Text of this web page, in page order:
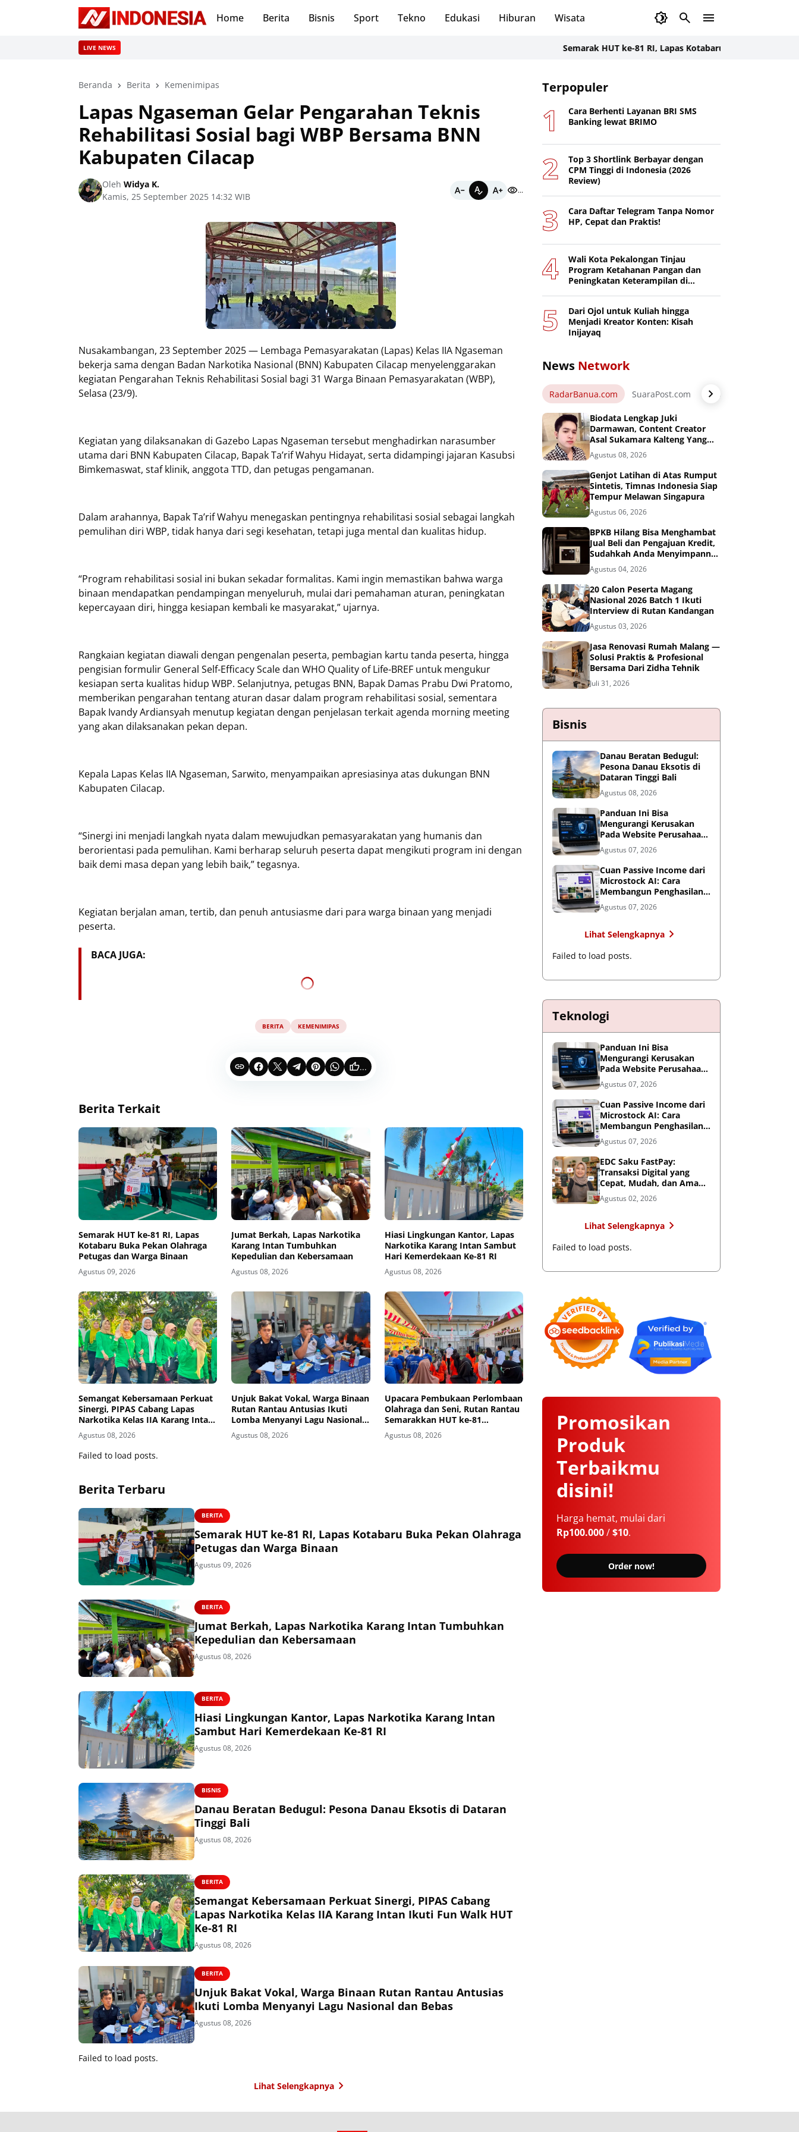
Home Berita Bisnis Sport Tekno Edukasi Hiburan Wisata
LIVE NEWS Semarak HUT ke-81 RI, Lapas Kotabaru Buka Pekan Olahraga
Beranda Berita Kemenimipas
Lapas Ngaseman Gelar Pengarahan Teknis
Rehabilitasi Sosial bagi WBP Bersama BNN
Kabupaten Cilacap
Oleh Widya K.
Kamis, 25 September 2025 14:32 WIB
...
Nusakambangan, 23 September 2025 — Lembaga Pemasyarakatan (Lapas) Kelas IIA Ngaseman
bekerja sama dengan Badan Narkotika Nasional (BNN) Kabupaten Cilacap menyelenggarakan
kegiatan Pengarahan Teknis Rehabilitasi Sosial bagi 31 Warga Binaan Pemasyarakatan (WBP),
Selasa (23/9).
Kegiatan yang dilaksanakan di Gazebo Lapas Ngaseman tersebut menghadirkan narasumber
utama dari BNN Kabupaten Cilacap, Bapak Ta’rif Wahyu Hidayat, serta didampingi jajaran Kasubsi
Bimkemaswat, staf klinik, anggota TTD, dan petugas pengamanan.
Dalam arahannya, Bapak Ta’rif Wahyu menegaskan pentingnya rehabilitasi sosial sebagai langkah
pemulihan diri WBP, tidak hanya dari segi kesehatan, tetapi juga mental dan kualitas hidup.
“Program rehabilitasi sosial ini bukan sekadar formalitas. Kami ingin memastikan bahwa warga
binaan mendapatkan pendampingan menyeluruh, mulai dari pemahaman aturan, peningkatan
kepercayaan diri, hingga kesiapan kembali ke masyarakat,” ujarnya.
Rangkaian kegiatan diawali dengan pengenalan peserta, pembagian kartu tanda peserta, hingga
pengisian formulir General Self-Efficacy Scale dan WHO Quality of Life-BREF untuk mengukur
kesiapan serta kualitas hidup WBP. Selanjutnya, petugas BNN, Bapak Damas Prabu Dwi Pratomo,
memberikan pengarahan tentang aturan dasar dalam program rehabilitasi sosial, sementara
Bapak Ivandy Ardiansyah menutup kegiatan dengan penjelasan terkait agenda morning meeting
yang akan dilaksanakan pekan depan.
Kepala Lapas Kelas IIA Ngaseman, Sarwito, menyampaikan apresiasinya atas dukungan BNN
Kabupaten Cilacap.
“Sinergi ini menjadi langkah nyata dalam mewujudkan pemasyarakatan yang humanis dan
berorientasi pada pemulihan. Kami berharap seluruh peserta dapat mengikuti program ini dengan
baik demi masa depan yang lebih baik,” tegasnya.
Kegiatan berjalan aman, tertib, dan penuh antusiasme dari para warga binaan yang menjadi
peserta.
BACA JUGA:
BERITA KEMENIMIPAS
...
Berita Terkait
Semarak HUT ke-81 RI, Lapas
Kotabaru Buka Pekan Olahraga
Petugas dan Warga Binaan
Agustus 09, 2026
Jumat Berkah, Lapas Narkotika
Karang Intan Tumbuhkan
Kepedulian dan Kebersamaan
Agustus 08, 2026
Hiasi Lingkungan Kantor, Lapas
Narkotika Karang Intan Sambut
Hari Kemerdekaan Ke-81 RI
Agustus 08, 2026
Semangat Kebersamaan Perkuat
Sinergi, PIPAS Cabang Lapas
Narkotika Kelas IIA Karang Intan
Ikuti Fun Walk HUT Ke-81 RI
Agustus 08, 2026
Unjuk Bakat Vokal, Warga Binaan
Rutan Rantau Antusias Ikuti
Lomba Menyanyi Lagu Nasional
dan Bebas
Agustus 08, 2026
Upacara Pembukaan Perlombaan
Olahraga dan Seni, Rutan Rantau
Semarakkan HUT ke-81
Kemerdekaan RI
Agustus 08, 2026
Failed to load posts.
Berita Terbaru
BERITA
Semarak HUT ke-81 RI, Lapas Kotabaru Buka Pekan Olahraga
Petugas dan Warga Binaan
Agustus 09, 2026
BERITA
Jumat Berkah, Lapas Narkotika Karang Intan Tumbuhkan
Kepedulian dan Kebersamaan
Agustus 08, 2026
BERITA
Hiasi Lingkungan Kantor, Lapas Narkotika Karang Intan
Sambut Hari Kemerdekaan Ke-81 RI
Agustus 08, 2026
BISNIS
Danau Beratan Bedugul: Pesona Danau Eksotis di Dataran
Tinggi Bali
Agustus 08, 2026
BERITA
Semangat Kebersamaan Perkuat Sinergi, PIPAS Cabang
Lapas Narkotika Kelas IIA Karang Intan Ikuti Fun Walk HUT
Ke-81 RI
Agustus 08, 2026
BERITA
Unjuk Bakat Vokal, Warga Binaan Rutan Rantau Antusias
Ikuti Lomba Menyanyi Lagu Nasional dan Bebas
Agustus 08, 2026
Failed to load posts.
Lihat Selengkapnya
Terpopuler
Cara Berhenti Layanan BRI SMS
Banking lewat BRIMO
Top 3 Shortlink Berbayar dengan
CPM Tinggi di Indonesia (2026
Review)
Cara Daftar Telegram Tanpa Nomor
HP, Cepat dan Praktis!
Wali Kota Pekalongan Tinjau
Program Ketahanan Pangan dan
Peningkatan Keterampilan di
Dari Ojol untuk Kuliah hingga
Menjadi Kreator Konten: Kisah
Inijayaq
News Network
RadarBanua.com SuaraPost.com NarasiNews.com
Biodata Lengkap Juki
Darmawan, Content Creator
Asal Sukamara Kalteng Yang
Sukses Dari Konten Tiktok,
Instagram dan Facebook
Agustus 08, 2026
Genjot Latihan di Atas Rumput
Sintetis, Timnas Indonesia Siap
Tempur Melawan Singapura
Agustus 06, 2026
BPKB Hilang Bisa Menghambat
Jual Beli dan Pengajuan Kredit,
Sudahkah Anda Menyimpannya
di Brankas BPKB?
Agustus 04, 2026
20 Calon Peserta Magang
Nasional 2026 Batch 1 Ikuti
Interview di Rutan Kandangan
Agustus 03, 2026
Jasa Renovasi Rumah Malang —
Solusi Praktis & Profesional
Bersama Dari Zidha Tehnik
Juli 31, 2026
Bisnis
Danau Beratan Bedugul:
Pesona Danau Eksotis di
Dataran Tinggi Bali
Agustus 08, 2026
Panduan Ini Bisa
Mengurangi Kerusakan
Pada Website Perusahaan,
Wajib Diterapkan Sebelum
Terlambat
Agustus 07, 2026
Cuan Passive Income dari
Microstock AI: Cara
Membangun Penghasilan
Jangka Panjang di Era
Kecerdasan Buatan
Agustus 07, 2026
Lihat Selengkapnya
Failed to load posts.
Teknologi
Panduan Ini Bisa
Mengurangi Kerusakan
Pada Website Perusahaan,
Wajib Diterapkan Sebelum
Terlambat
Agustus 07, 2026
Cuan Passive Income dari
Microstock AI: Cara
Membangun Penghasilan
Jangka Panjang di Era
Kecerdasan Buatan
Agustus 07, 2026
EDC Saku FastPay:
Transaksi Digital yang
Cepat, Mudah, dan Aman
untuk Bisnis
Agustus 02, 2026
Lihat Selengkapnya
Failed to load posts.
Promosikan
Produk
Terbaikmu
disini!
Harga hemat, mulai dari
Rp100.000/$10.
Order now!